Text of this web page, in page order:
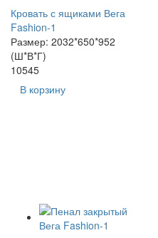
Кровать с ящиками Вега
Fashion-1
Размер: 2032*650*952
(Ш*В*Г)
10545
В корзину